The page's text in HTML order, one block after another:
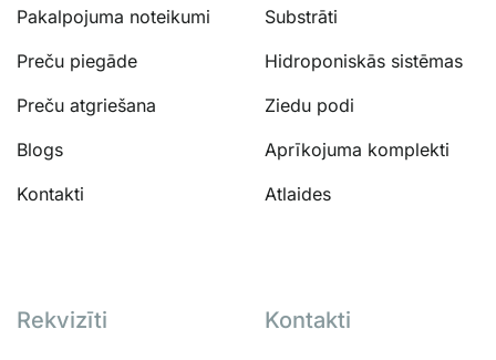
Pakalpojuma noteikumi
Preču piegāde
Preču atgriešana
Blogs
Kontakti
Substrāti
Hidroponiskās sistēmas
Ziedu podi
Aprīkojuma komplekti
Atlaides
Rekvizīti Kontakti